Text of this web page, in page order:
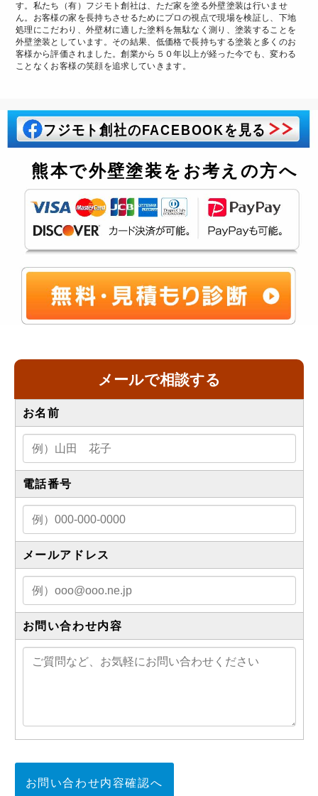
す。私たち（有）フジモト創社は、ただ家を塗る外壁塗装は行いませ
ん。お客様の家を長持ちさせるためにプロの視点で現場を検証し、下地
処理にこだわり、外壁材に適した塗料を無駄なく測り、塗装することを
外壁塗装としています。その結果、低価格で長持ちする塗装と多くのお
客様から評価されました。創業から５０年以上が経った今でも、変わる
ことなくお客様の笑顔を追求していきます。
フジモト創社のFACEBOOKを見る
熊本で外壁塗装をお考えの方へ
メールで相談する
お名前
電話番号
メールアドレス
お問い合わせ内容
お問い合わせ内容確認へ